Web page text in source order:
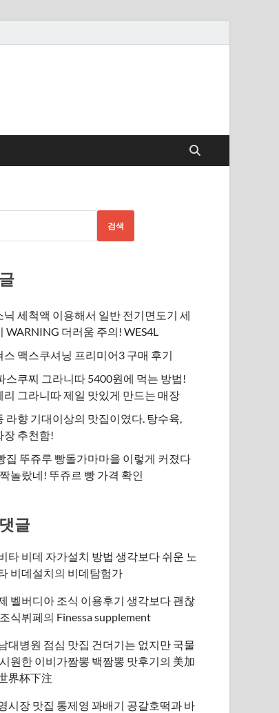
검색
닉 세척액 이용해서 일반 전기면도기 세
WARNING 더러움 주의! WES4L
스 맥스쿠셔닝 프리미어3 구매 후기
스쿠찌 그라니따 5400원에 먹는 방법!
리 그라니따 제일 맛있게 만드는 매장
라향 기대이상의 맛집이였다. 탕수육,
장 추천함!
집 뚜쥬루 빵돌가마마을 이렇게 커졌다
놀랐네! 뚜쥬르 빵 가격 확인
글
타 비데 자가설치 방법 생각보다 쉬운 노
비데설치의 비데탐험가
벨버디아 조식 이용후기 생각보다 괜찮
식뷔페의 ​Finessa supplement
대병원 점심 맛집 건더기는 없지만 국물
원한 이비가짬뽕 백짬뽕 맛후기의 美加
界杯下注
시장 맛집 통제영 꽈배기 공갈호떡과 바